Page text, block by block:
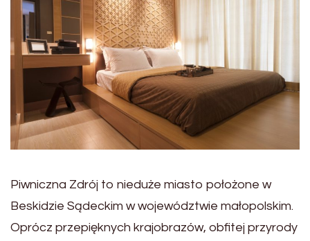
Piwniczna Zdrój to nieduże miasto położone w
Beskidzie Sądeckim w województwie małopolskim.
Oprócz przepięknych krajobrazów, obfitej przyrody